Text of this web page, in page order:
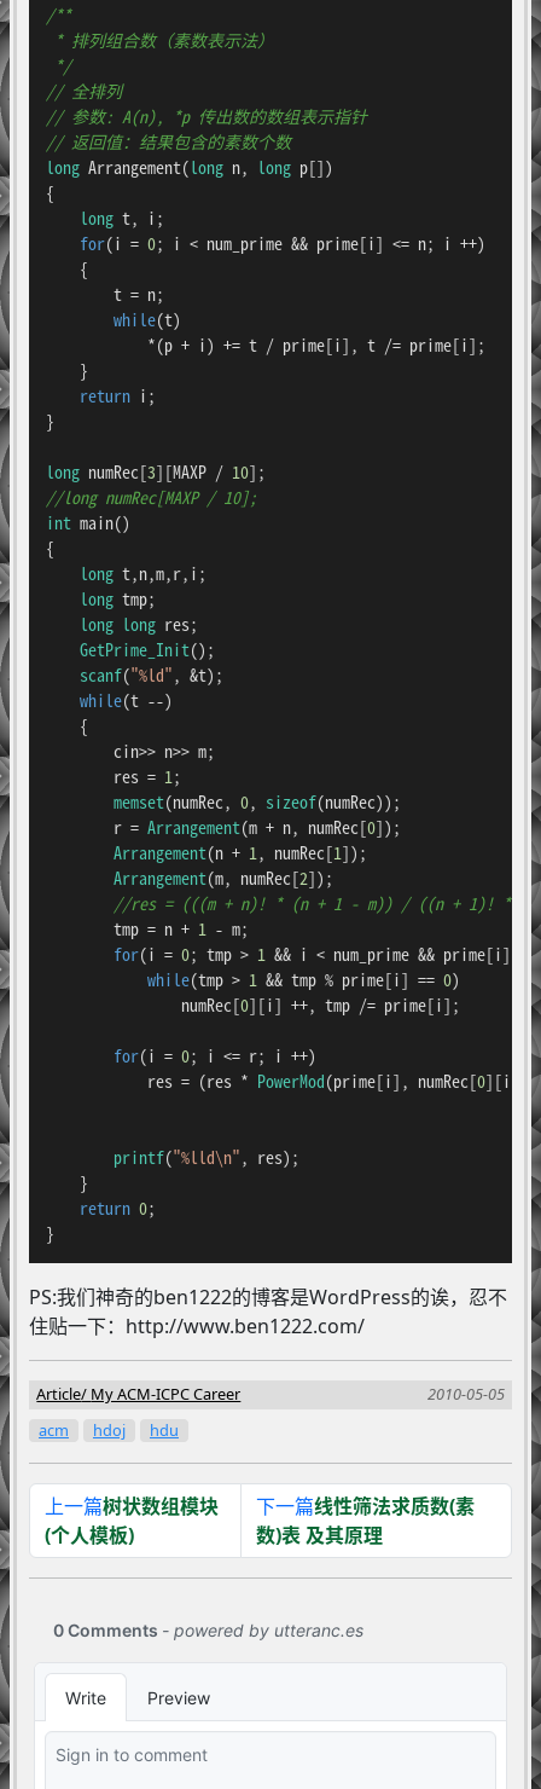
/**
* 排列组合数（素数表示法）
*/
// 全排列
// 参数: A(n), *p 传出数的数组表示指针
// 返回值：结果包含的素数个数
long Arrangement(long n, long p[])
{
long t, i;
for(i = 0; i < num_prime && prime[i] <= n; i ++)
    {
        t = n;
while(t)
            *(p + i) += t / prime[i], t /= prime[i];
    }
return i;
}
long numRec[3][MAXP / 10
//long numRec[MAXP / 10];
int main()
{
long t,n,m,r,i;
long tmp;
long long res;
GetPrime_Init();
scanf("%ld", &t);
while(t --)
    {
        cin>> n>> m;
        res =
1 ;
memset(numRec, 0, sizeof(numRec));
        r =
Arrangement(m + n, numRec[0]);
Arrangement(n + 1 , numRec[1]);
Arrangement(m, numRec[2]);
//res = (((m + n)! * (n + 1 - m)) / ((n + 1)! *
        tmp = n +
1 - m;
for(i = 0; tmp > 1 && i < num_prime && prime[i]
while(tmp > 1 && tmp % prime[i] == 0)
                numRec[
0][i] ++, tmp /= prime[i];
for(i = 0; i <= r; i ++)
            res = (res *
PowerMod(prime[i], numRec[0][i] -
printf("%lld\n", res);
    }
return 0;
}
PS:我们神奇的ben1222的博客是WordPress的诶，忍不
住贴一下：http://www.ben1222.com/
Article My ACM-ICPC Career
2010-05-05
acm
hdoj hdu
上一篇树状数组模块
(个人模板)
下一篇线性筛法求质数(素
数)表 及其原理